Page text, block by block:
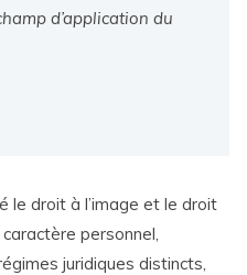
d’application du
le droit à l’image et le droit
personnel,
juridiques distincts,